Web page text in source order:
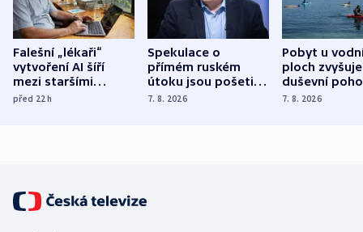
Falešní „lékaři“
vytvoření AI šíří
mezi staršími
Poláky nebezpečné
před 22h
Spekulace o
přímém ruském
útoku jsou pošetilé,
míní estonský
7. 8. 2026
Pobyt u
ploch zvyšuje
duševní
ukázala
7. 8. 2026